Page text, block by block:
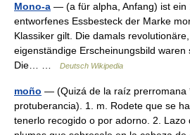
Mono-a — (a für alpha, Anfang) ist ein
entworfenes Essbesteck der Marke
Klassiker gilt. Die damals
eigenständige Erscheinungsbild waren
Die… …
Deutsch Wikipedia
moño — (Quizá de la raíz prerromana
protuberancia). 1. m. Rodete que se
tenerlo recogido o por adorno. 2. Lazo